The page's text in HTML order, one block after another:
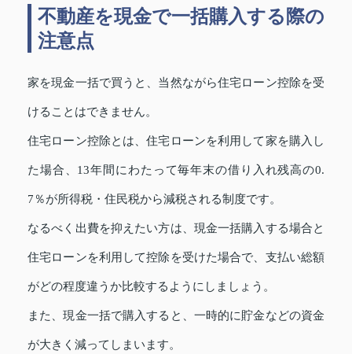
不動産を現金で一括購入する際の
注意点
家を現金一括で買うと、当然ながら住宅ローン控除を受
けることはできません。
住宅ローン控除とは、住宅ローンを利用して家を購入し
た場合、13年間にわたって毎年末の借り入れ残高の0.
7％が所得税・住民税から減税される制度です。
なるべく出費を抑えたい方は、現金一括購入する場合と
住宅ローンを利用して控除を受けた場合で、支払い総額
がどの程度違うか比較するようにしましょう。
また、現金一括で購入すると、一時的に貯金などの資金
が大きく減ってしまいます。